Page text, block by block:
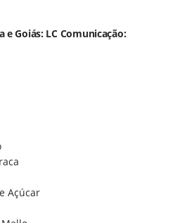
e Goiás: LC Comunicação:
Açúcar